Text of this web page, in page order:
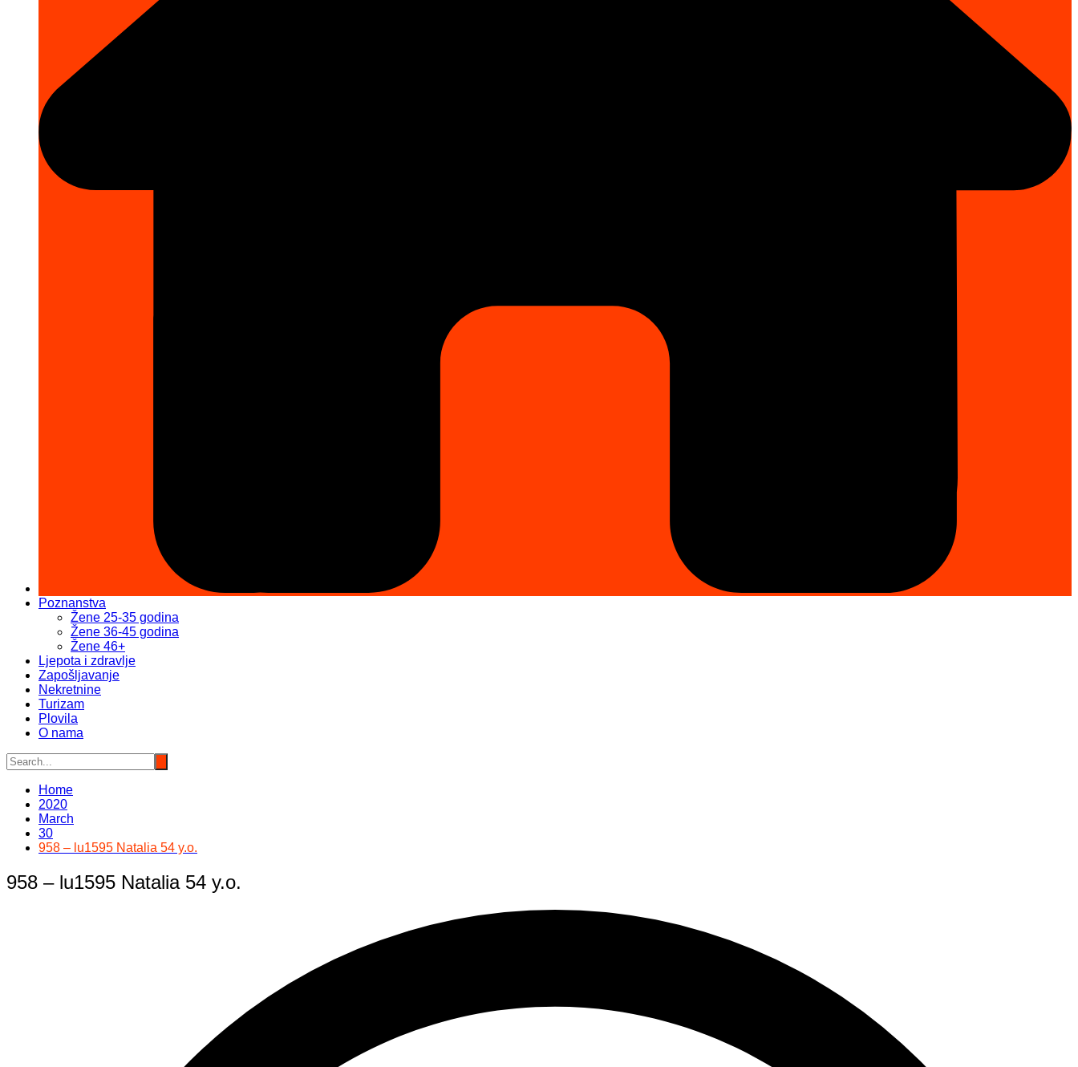
Poznanstva
Žene 25-35 godina
Žene 36-45 godina
Žene 46+
Ljepota i zdravlje
Zapošljavanje
Nekretnine
Turizam
Plovila
O nama
Home
2020
March
30
958 – lu1595 Natalia 54 y.o.
958 – lu1595 Natalia 54 y.o.